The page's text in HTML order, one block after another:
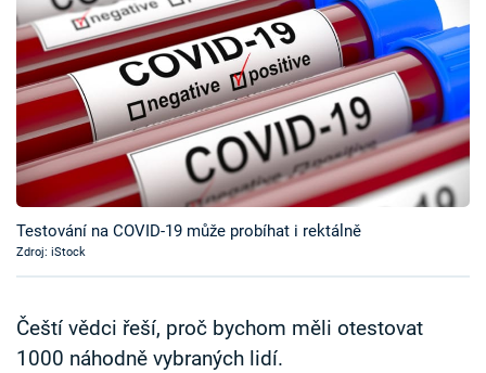
Pořady
TV Program
Časopis
Sledujte prima+
Sledujte nás
Testování na COVID-19 může probíhat i rektálně
Zdroj: iStock
Čeští vědci řeší, proč bychom měli otestovat
1000 náhodně vybraných lidí.